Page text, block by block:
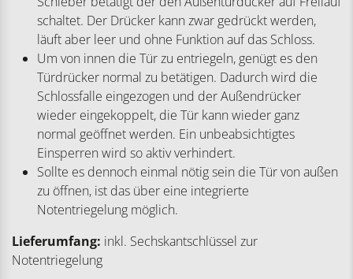
schaltet. Der Drücker kann zwar gedrückt werden,
läuft aber leer und ohne Funktion auf das Schloss.
Um von innen die Tür zu entriegeln, genügt es den
Türdrücker normal zu betätigen. Dadurch wird die
Schlossfalle eingezogen und der Außendrücker
wieder eingekoppelt, die Tür kann wieder ganz
normal geöffnet werden. Ein unbeabsichtigtes
Einsperren wird so aktiv verhindert.
Sollte es dennoch einmal nötig sein die Tür von außen
zu öffnen, ist das über eine integrierte
Notentriegelung möglich.
Lieferumfang: inkl. Sechskantschlüssel zur
Notentriegelung